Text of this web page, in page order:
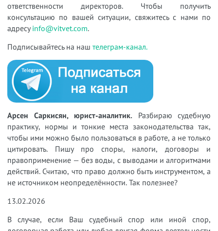
ответственности директоров. Чтобы получить
консультацию по вашей ситуации, свяжитесь с нами по
адресуinfo@vitvet.com.
Подписывайтесь на наш телеграм-канал.
Арсен Саркисян, юрист-аналитик.
Разбираю судебную
практику, нормы и тонкие места законодательства так,
чтобы ими можно было пользоваться в работе, а не только
цитировать. Пишу про споры, налоги, договоры и
правоприменение — без воды, с выводами и алгоритмами
действий. Считаю, что право должно быть инструментом, а
не источником неопределённости. Так полезнее?
13.02.2026
В случае, если Ваш судебный спор или иной спор,